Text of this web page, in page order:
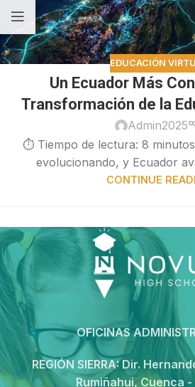
EDUCACIÓN
Un Ecuador Más
Transformación de la
Admin2025
⏱ Tiempo de lectura: 8
evolucionando, y Ecuador
CONTINUE
OFICINAS
REGIÓN SIERRA:Dir.
Rumiñahui, Cuenca